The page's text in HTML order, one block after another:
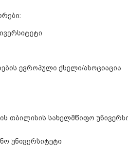
ევროპული ქსელი/ასოციაცია
თბილისის სახელმწიფო
უნივერსიტეტი